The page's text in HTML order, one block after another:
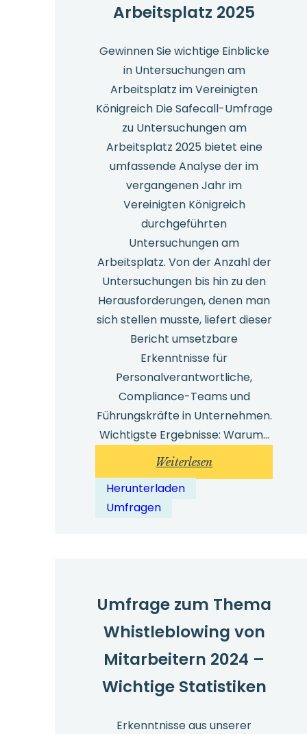
Arbeitsplatz 2025
Gewinnen Sie wichtige Einblicke
in Untersuchungen am
Arbeitsplatz im Vereinigten
Königreich Die Safecall-Umfrage
zu Untersuchungen am
Arbeitsplatz 2025 bietet eine
umfassende Analyse der im
vergangenen Jahr im
Vereinigten Königreich
durchgeführten
Untersuchungen am
Arbeitsplatz. Von der Anzahl der
Untersuchungen bis hin zu den
Herausforderungen, denen man
sich stellen musste, liefert dieser
Bericht umsetzbare
Erkenntnisse für
Personalverantwortliche,
Compliance-Teams und
Führungskräfte in Unternehmen.
Wichtigste Ergebnisse: Warum…
Weiterlesen:
Safecall-
2025
Herunterladen
Umfragen
Umfrage zum Thema
Whistleblowing von
Mitarbeitern 2024 –
Wichtige Statistiken
Erkenntnisse aus unserer